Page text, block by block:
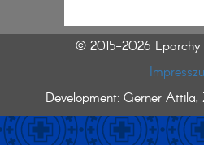
© 2015-2026
Development: Gerner